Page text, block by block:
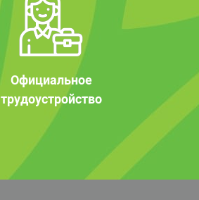
Официальное
трудоустройство